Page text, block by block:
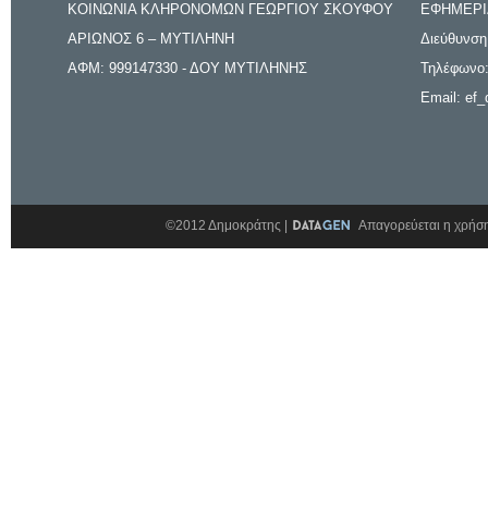
ΚΟΙΝΩΝΙΑ ΚΛΗΡΟΝΟΜΩΝ ΓΕΩΡΓΙΟΥ ΣΚΟΥΦΟΥ
ΑΡΙΩΝΟΣ 6 – ΜΥΤΙΛΗΝΗ
ΑΦΜ: 999147330 - ΔΟΥ ΜΥΤΙΛΗΝΗΣ
Email:
©2012 Δημοκράτης | Απαγορεύεται η